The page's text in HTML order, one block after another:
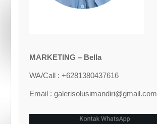
MARKETING – Bella
WA/Call : +6281380437616
Email : galerisolusimandiri@gmail.com